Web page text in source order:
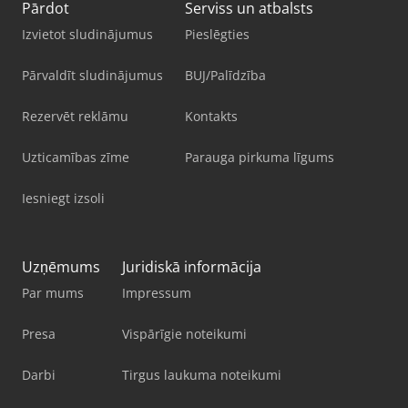
Pārdot
Izvietot sludinājumus
Pārvaldīt sludinājumus
Rezervēt reklāmu
Uzticamības zīme
Iesniegt izsoli
Serviss un atbalsts
Pieslēgties
BUJ/Palīdzība
Kontakts
Parauga pirkuma līgums
Uzņēmums
Par mums
Presa
Darbi
Juridiskā informācija
Impressum
Vispārīgie noteikumi
Tirgus laukuma noteikumi